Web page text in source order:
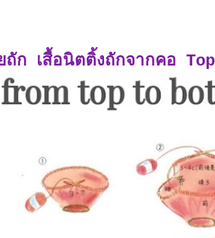
ถัก เสื้อนิตติ้งถักจากคอ